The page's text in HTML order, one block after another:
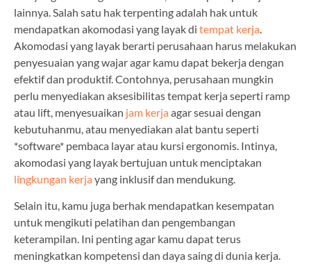
lainnya. Salah satu hak terpenting adalah hak untuk
mendapatkan akomodasi yang layak di tempat kerja
Akomodasi yang layak berarti perusahaan harus melakukan
penyesuaian yang wajar agar kamu dapat bekerja dengan
efektif dan produktif. Contohnya, perusahaan mungkin
perlu menyediakan aksesibilitas tempat kerja seperti ramp
atau lift, menyesuaikan jam kerjaagar sesuai dengan
kebutuhanmu, atau menyediakan alat bantu seperti
*software* pembaca layar atau kursi ergonomis. Intinya,
akomodasi yang layak bertujuan untuk menciptakan
lingkungan kerjayang inklusif dan mendukung.
Selain itu, kamu juga berhak mendapatkan kesempatan
untuk mengikuti pelatihan dan pengembangan
keterampilan. Ini penting agar kamu dapat terus
meningkatkan kompetensi dan daya saing di dunia kerja.